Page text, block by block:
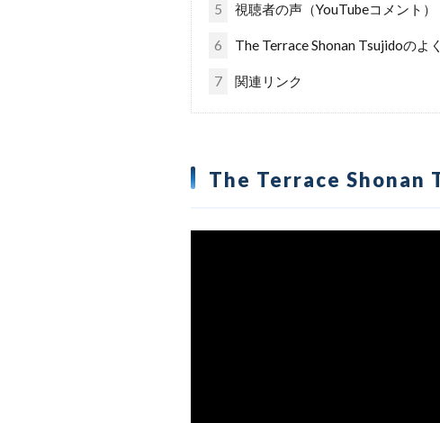
5 視聴者の声（YouTubeコメント）
6 The Terrace Shonan Tsujidoのよ
7 関連リンク
The Terrace Shonan